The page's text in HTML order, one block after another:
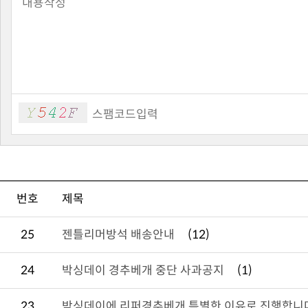
번호 제목
25 젠틀리머방석 배송안내 (12)
24 박싱데이 경추베개 중단 사과공지 (1)